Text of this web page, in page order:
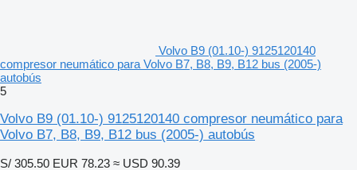
Volvo B9 (01.10-) 9125120140
compresor neumático para Volvo B7, B8, B9, B12 bus (2005-)
autobús
5
Volvo B9 (01.10-) 9125120140 compresor neumático para
Volvo B7, B8, B9, B12 bus (2005-) autobús
S/ 305.50 EUR 78.23 ≈ USD 90.39